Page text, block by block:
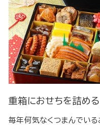
重箱におせちを詰める
毎年何気なくつまんでい